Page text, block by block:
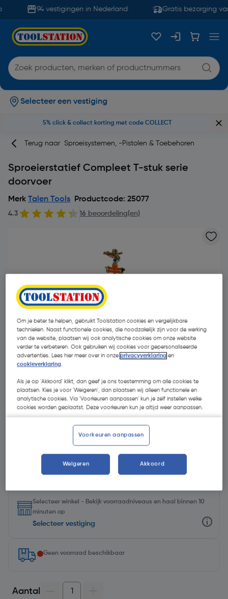
94 vestigingen in Nederland Gratis bezorging
Selecteer een vestiging
5% click & collect korting met code COLLECT
Terug naar Sproeisystemen, -Pistolen & Toebehoren
Sproeierstatief Compleet T-stuk serie
doorvoer
Merk Talen Tools Productcode: 25077
4.3 16 beoordeling(en)
€ 58,50| Excl. btw € 48,35
Selecteer winkel - Bekijk voorraadniveaus en haal binnen 10
minuten op
Selecteer vestiging
Geen voorraad beschikbaar
Aantal
Om je beter te helpen, gebruikt Toolstation cookies en vergelijkbare
technieken. Naast functionele cookies, die noodzakelijk zijn voor de werking
van de website, plaatsen wij ook analytische cookies om onze website
verder te verbeteren. Ook gebruiken wij cookies voor gepersonaliseerde
advertenties. Lees hier meer over in onzeprivacyverklaring en
cookieverklaring.
Als je op 'Akkoord' klikt, dan geef je ons toestemming om alle cookies te
plaatsen. Kies je voor 'Weigeren', dan plaatsen wij alleen functionele en
analytische cookies. Via 'Voorkeuren aanpassen' kun je zelf instellen welke
cookies worden geplaatst. Deze voorkeuren kun je altijd weer aanpassen.
Voorkeuren aanpassen
Weigeren Akkoord